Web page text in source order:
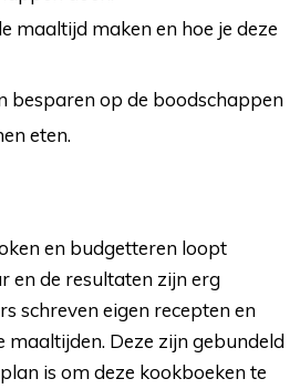
maaltijd maken en hoe je deze
besparen op de boodschappen
eten.
en budgetteren loopt
en de resultaten zijn erg
schreven eigen recepten en
maaltijden. Deze zijn gebundeld
is om deze kookboeken te